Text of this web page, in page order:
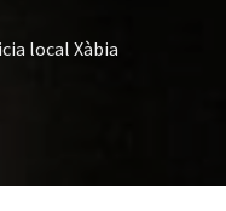
local Xàbia